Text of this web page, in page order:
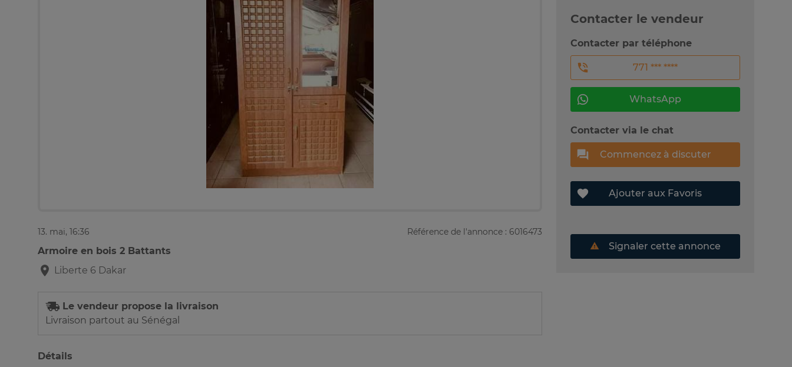
13. mai, 16:36 Référence de l'annonce : 6016473
Armoire en bois 2 Battants
Liberte 6 Dakar
Le vendeur propose la livraison
Livraison partout au Sénégal
Détails
Contacter le vendeur
Contacter par téléphone
771 *** ****
WhatsApp
Contacter via le chat
Commencez à discuter
Ajouter aux Favoris
Signaler cette annonce